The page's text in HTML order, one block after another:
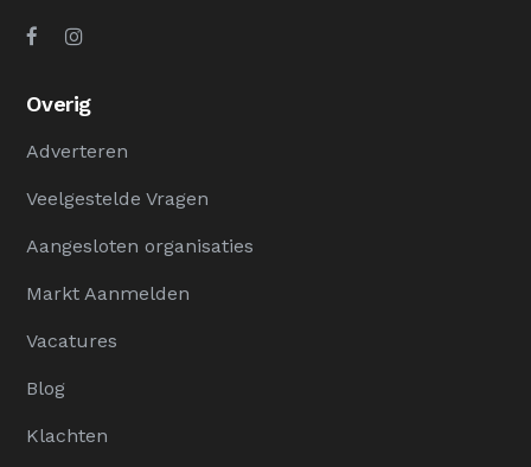
Overig
Adverteren
Veelgestelde Vragen
Aangesloten organisaties
Markt Aanmelden
Vacatures
Blog
Klachten